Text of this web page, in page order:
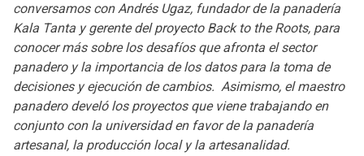
conversamos con Andrés Ugaz, fundador de la panadería
Kala Tanta y gerente del proyecto Back to the Roots, para
conocer más sobre los desafíos que afronta el sector
panadero y la importancia de los datos para la toma de
decisiones y ejecución de cambios. Asimismo, el maestro
panadero develó los proyectos que viene trabajando en
conjunto con la universidad en favor de la panadería
artesanal, la producción local y la artesanalidad.